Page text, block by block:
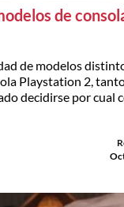
de
de modelos
Playstation 2,
decidirse por cual